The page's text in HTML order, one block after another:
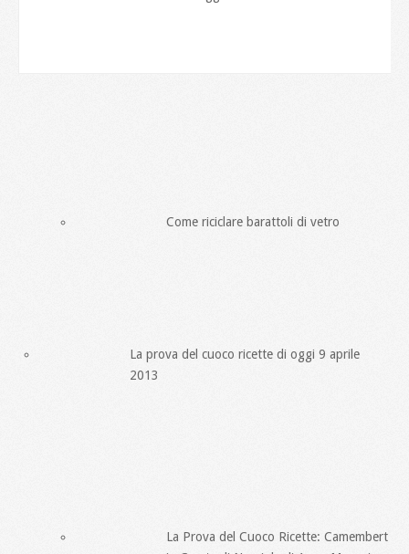
Come riciclare barattoli di vetro
La prova del cuoco ricette di oggi 9 aprile
2013
La Prova del Cuoco Ricette: Camembert